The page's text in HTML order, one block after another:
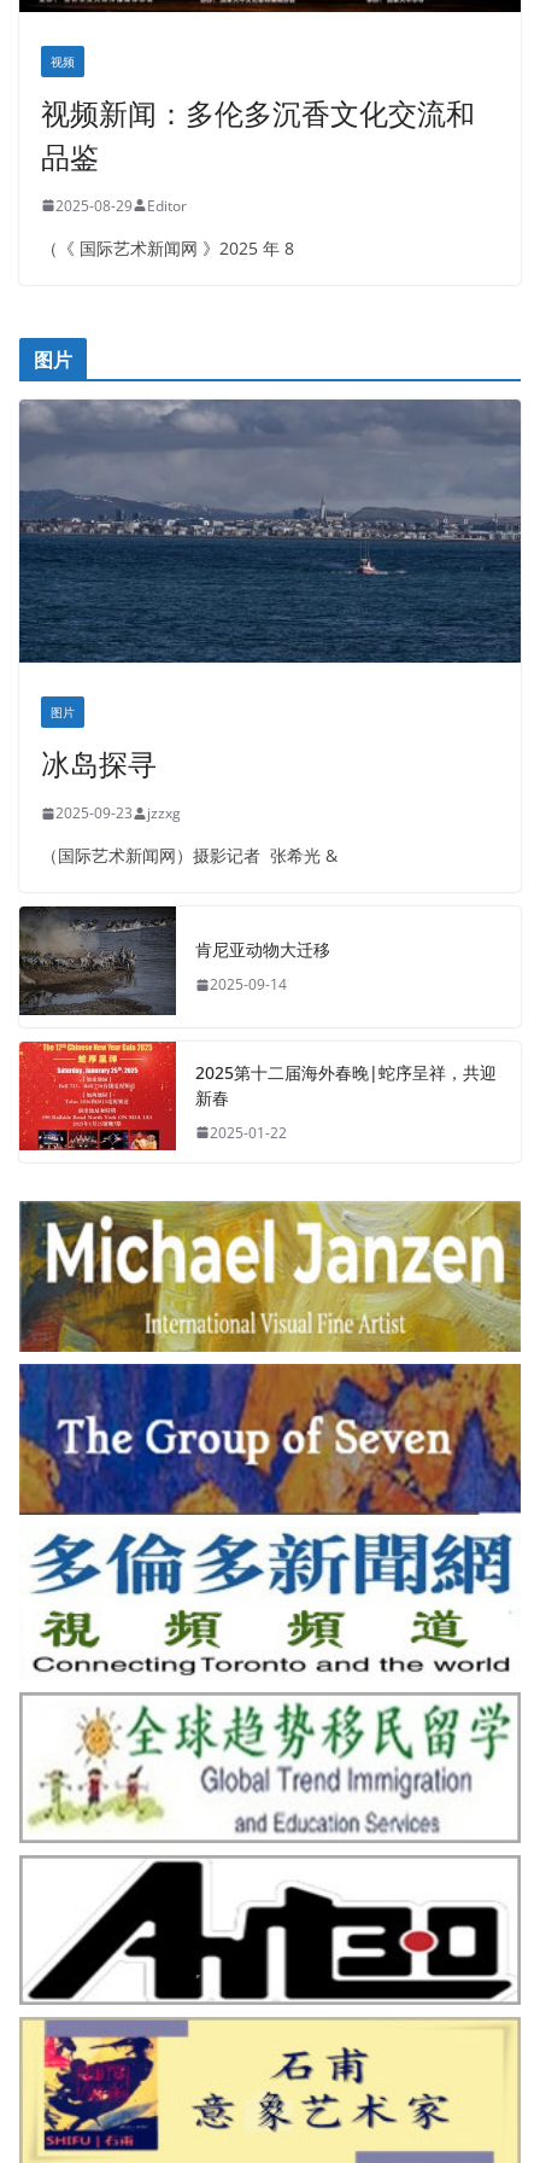
视频
视频新闻：多伦多沉香文化交流和
品鉴
2025-08-29 Editor
（《 国际艺术新闻网 》2025 年 8
图片
图片
冰岛探寻
2025-09-23 jzzxg
（国际艺术新闻网）摄影记者 张希光 &
肯尼亚动物大迁移
2025-09-14
2025第十二届海外春晚|蛇序呈祥，共迎
新春
2025-01-22